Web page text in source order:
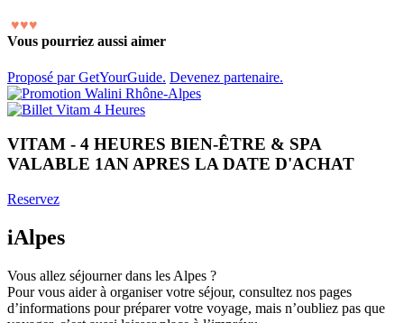
♥♥♥
Vous pourriez aussi aimer
Proposé par GetYourGuide. Devenez partenaire.
VITAM - 4 HEURES BIEN-ÊTRE & SPA
VALABLE 1AN APRES LA DATE D'ACHAT
Reservez
iAlpes
Vous allez séjourner dans les Alpes ?
Pour vous aider à organiser votre séjour, consultez nos pages
d’informations pour préparer votre voyage, mais n’oubliez pas que